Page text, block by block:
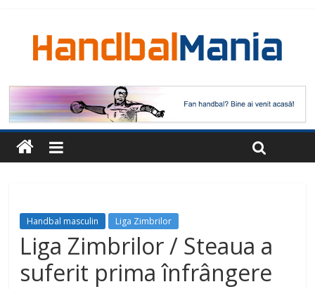
Handbal masculin Liga Zimbrilor
Liga Zimbrilor / Steaua a
suferit prima înfrângere